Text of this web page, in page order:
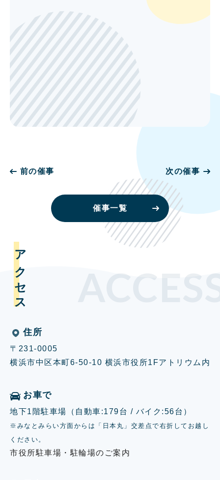
前の催事 次の催事
催事一覧
アクセス
住所
〒231-0005
横浜市中区本町6-50-10 横浜市役所1Fアトリウム内
お車で
地下1階駐車場（自動車:179台 / バイク:56台）
※みなとみらい方面からは「日本丸」交差点で右折してお越し
ください。
市役所駐車場・駐輪場のご案内